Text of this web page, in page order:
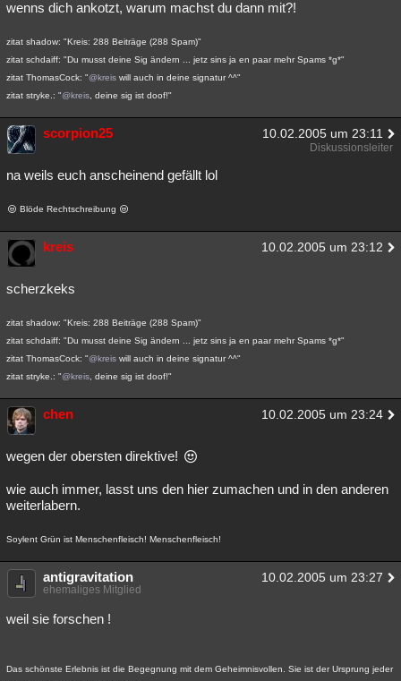
wenns dich ankotzt, warum machst du dann mit?!
zitat shadow: "Kreis: 288 Beiträge (288 Spam)"
zitat schdaiff: "Du musst deine Sig ändern ... jetz sins ja en paar mehr Spams *g*"
zitat ThomasCock: "@kreis will auch in deine signatur ^^"
zitat stryke.: "@kreis , deine sig ist doof!"
scorpion25 10.02.2005 um 23:11
Diskussionsleiter
na weils euch anscheinend gefällt lol
Blöde Rechtschreibung
kreis 10.02.2005 um 23:12
scherzkeks
zitat shadow: "Kreis: 288 Beiträge (288 Spam)"
zitat schdaiff: "Du musst deine Sig ändern ... jetz sins ja en paar mehr Spams *g*"
zitat ThomasCock: "@kreis will auch in deine signatur ^^"
zitat stryke.: "@kreis , deine sig ist doof!"
chen 10.02.2005 um 23:24
wegen der obersten direktive!
wie auch immer, lasst uns den hier zumachen und in den anderen
weiterlabern.
Soylent Grün ist Menschenfleisch! Menschenfleisch!
antigravitation 10.02.2005 um 23:27
ehemaliges Mitglied
weil sie forschen !
Das schönste Erlebnis ist die Begegnung mit dem Geheimnisvollen. Sie ist der Ursprung jeder